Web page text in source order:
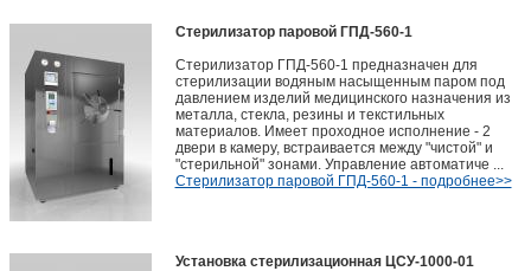
Стерилизатор паровой ГПД-560-1
Стерилизатор ГПД-560-1 предназначен для
стерилизации водяным насыщенным паром под
давлением изделий медицинского назначения из
металла, стекла, резины и текстильных
материалов. Имеет проходное исполнение - 2
двери в камеру, встраивается между "чистой" и
"стерильной" зонами. Управление автоматиче ...
Стерилизатор паровой ГПД-560-1 - подробнее>>
Установка стерилизационная ЦСУ-1000-01